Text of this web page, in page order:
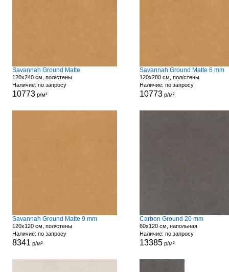
Savannah Ground Matte
120x240 см, пол/стены
Наличие: по запросу
10773р/м²
Savannah Ground Matte 6 mm
120x280 см, пол/стены
Наличие: по запросу
10773р/м²
Savannah Ground Matte 9 mm
120x120 см, пол/стены
Наличие: по запросу
8341 р/м²
Carbon Ground 20 mm
60x120 см, напольная
Наличие: по запросу
13385р/м²